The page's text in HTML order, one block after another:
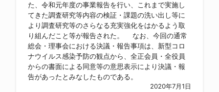
た、令和元年度の事業報告を行い、これまで実施し
てきた調査研究等内容の検証・課題の洗い出し等に
より調査研究等のさらなる充実強化をはかるよう取
り組んだこと等が報告された。 なお、今回の通常
総会・理事会における決議・報告事項は、新型コロ
ナウイルス感染予防の観点から、全正会員・全役員
からの書面による同意等の意思表示により決議・報
告があったとみなしたものである。
2020年7月1日